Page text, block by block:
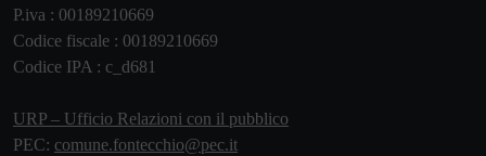
P.iva : 00189210669
Codice fiscale : 00189210669
Codice IPA : c_d681
URP – Ufficio Relazioni con il pubblico
PEC: comune.fontecchio@pec.it